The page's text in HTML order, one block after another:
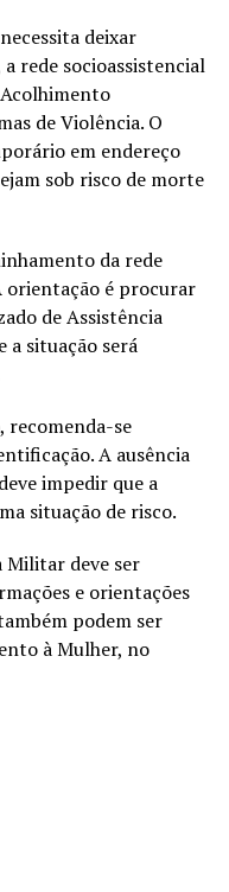
deixar
rede socioassistencial
de Violência. O
em endereço
sob risco de morte
da rede
orientação é procurar
de Assistência
a situação será
recomenda-se
A ausência
impedir que a
situação de risco.
Militar deve ser
e orientações
podem ser
à Mulher, no